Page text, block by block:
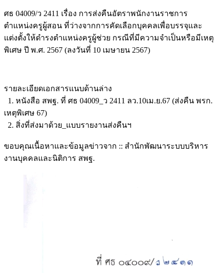
ศธ 04009/ว 2411 เรื่อง การส่งคืนอัตราพนักงานราชการ
ตำแหน่งครูผู้สอน ที่ว่างจากการคัดเลือกบุคคลเพื่อบรรจุและ
แต่งตั้งให้ดำรงตำแหน่งครูผู้ช่วย กรณีที่มีความจำเป็นหรือมีเหตุ
พิเศษ ปี พ.ศ. 2567 (ลงวันที่ 10 เมษายน 2567)
รายละเอียดเอกสารแนบด้านล่าง
1. หนังสือ สพฐ. ที่ ศธ 04009_ว 2411 ลว.10เม.ย.67 (ส่งคืน พรก.
เหตุพิเศษ 67)
2. สิ่งที่ส่งมาด้วย_แบบรายงานส่งคืนฯ
ขอบคุณเนื้อหาและข้อมูลข่าวจาก :: สำนักพัฒนาระบบบริหาร
งานบุคคลและนิติการ สพฐ.